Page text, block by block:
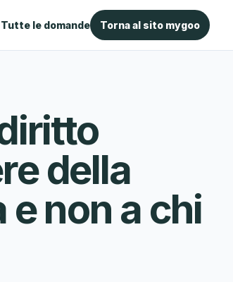
Tutte le domande Torna al sito mygoo
della
non a chi